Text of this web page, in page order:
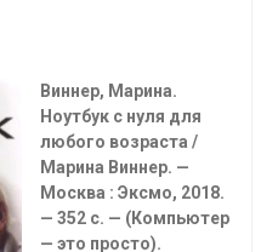
Виннер, Марина.
Ноутбук с нуля для
любого возраста /
Марина Виннер. —
Москва : Эксмо, 2018.
— 352 с. — (Компьютер
— это просто).